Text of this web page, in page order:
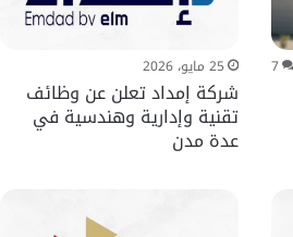
7 25 مايو، 2026
شركة إمداد تعلن عن وظائف
تقنية وإدارية وهندسية في
عدة مدن